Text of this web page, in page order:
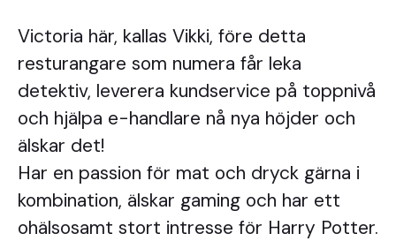
Victoria här, kallas Vikki, före detta
resturangare som numera får leka
detektiv, leverera kundservice på toppnivå
och hjälpa e-handlare nå nya höjder och
älskar det!
Har en passion för mat och dryck gärna i
kombination, älskar gaming och har ett
ohälsosamt stort intresse för Harry Potter.